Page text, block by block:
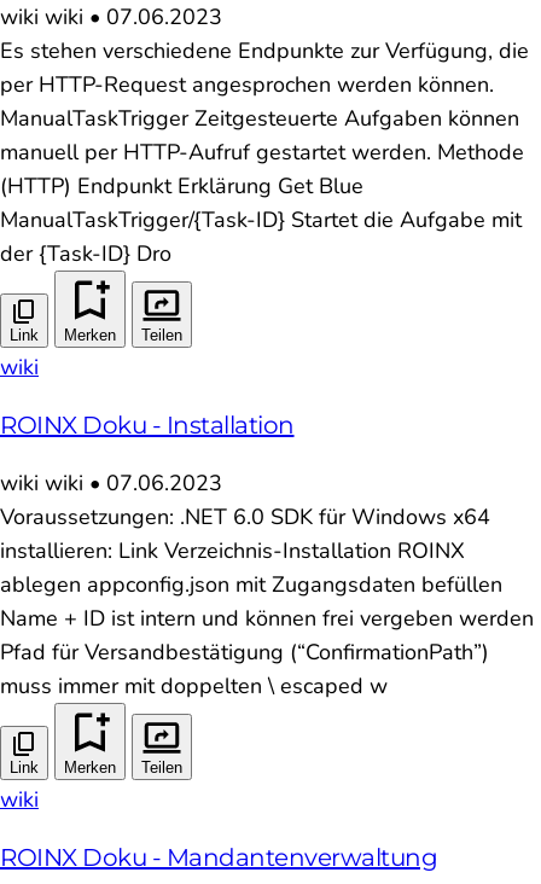
wiki wiki • 07.06.2023
Es stehen verschiedene Endpunkte zur Verfügung, die
per HTTP-Request angesprochen werden können.
ManualTaskTrigger Zeitgesteuerte Aufgaben können
manuell per HTTP-Aufruf gestartet werden. Methode
(HTTP) Endpunkt Erklärung Get Blue
ManualTaskTrigger/{Task-ID} Startet die Aufgabe mit
der {Task-ID} Dro
Link Merken Teilen
wiki
ROINX Doku - Installation
wiki wiki • 07.06.2023
Voraussetzungen: .NET 6.0 SDK für Windows x64
installieren: Link Verzeichnis-Installation ROINX
ablegen appconfig.json mit Zugangsdaten befüllen
Name + ID ist intern und können frei vergeben werden
Pfad für Versandbestätigung (“ConfirmationPath”)
muss immer mit doppelten \ escaped w
Link Merken Teilen
wiki
ROINX Doku - Mandantenverwaltung